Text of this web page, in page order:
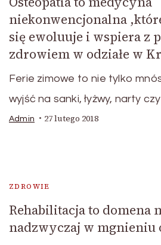
niekonwencjonalna
się ewoluuje i wspiera z
zdrowiem w odziałe w
Ferie zimowe to nie tylko
wyjść na sanki, łyżwy, narty
Admin 27 lutego 2018
ZDROWIE
Rehabilitacja to domena
nadzwyczaj w mgnieniu